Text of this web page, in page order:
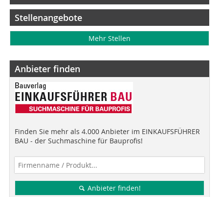
Stellenangebote
Mehr Stellen
Anbieter finden
Finden Sie mehr als 4.000 Anbieter im EINKAUFSFÜHRER
BAU - der Suchmaschine für Bauprofis!
Anbieter finden!